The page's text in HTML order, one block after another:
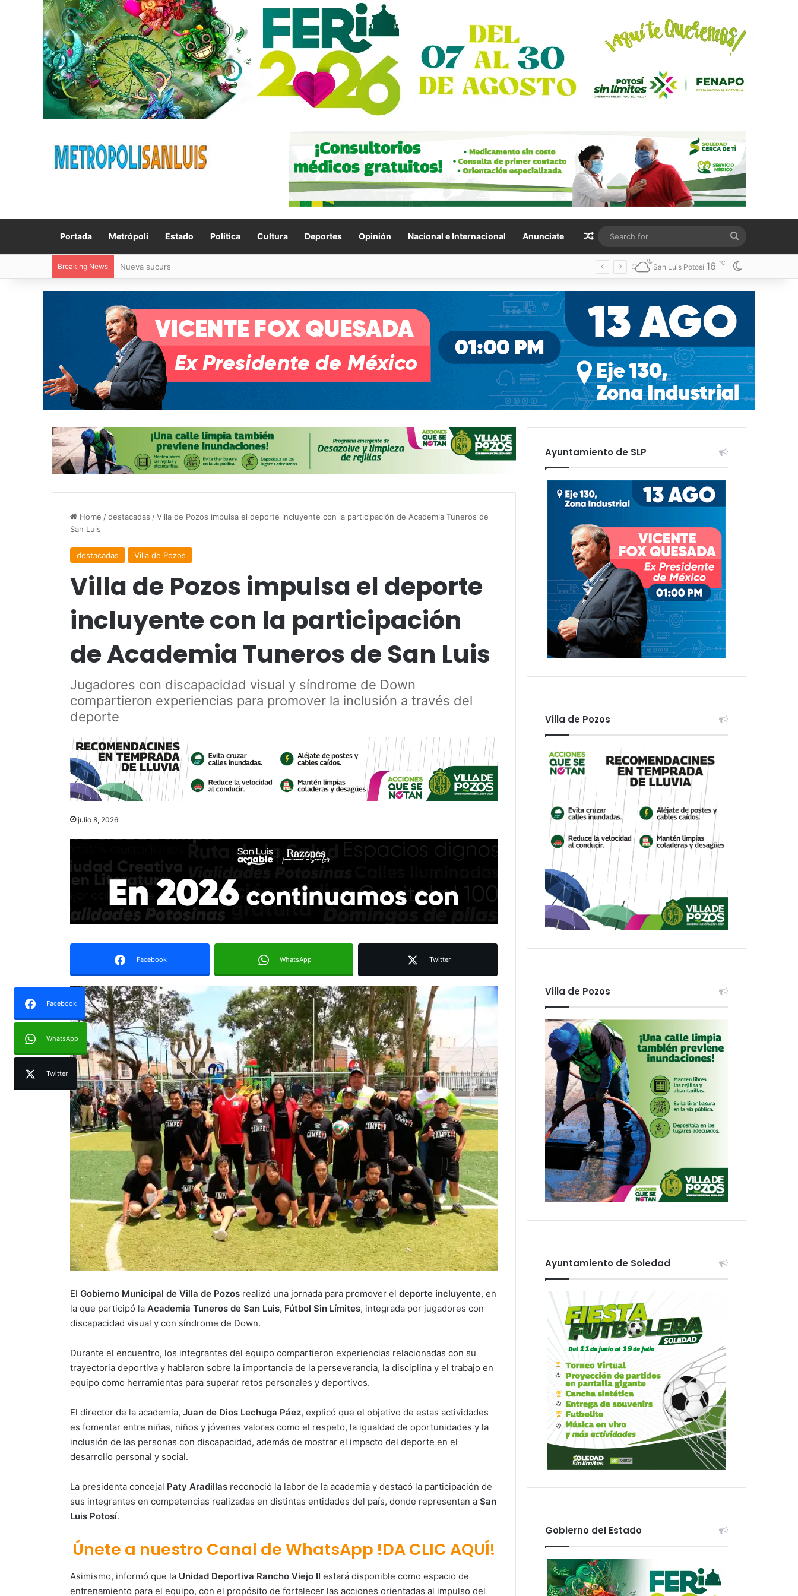
Portada Metrópoli Estado Política Cultura Deportes Opinión Nacional e Internacional Anunciate Random Article
for
Breaking News Nueva sucursal de CarneMart llega a Villa de Pozos con inversión y generación de empleos San Luis Potosí 16 ℃
Home /destacadas /Villa de Pozos impulsa el deporte incluyente con la participación de Academia Tuneros de
San Luis
destacadas Villa de Pozos
Villa de Pozos impulsa el deporte
incluyente con la participación
de Academia Tuneros de San Luis
Jugadores con discapacidad visual y síndrome de Down
compartieron experiencias para promover la inclusión a través del
deporte
julio 8, 2026
Facebook WhatsApp Twitter
Facebook
WhatsApp
Twitter
El Gobierno Municipal de Villa de Pozos realizó una jornada para promover el deporte incluyente, en
la que participó la Academia Tuneros de San Luis, Fútbol Sin Límites, integrada por jugadores con
discapacidad visual y con síndrome de Down.
Durante el encuentro, los integrantes del equipo compartieron experiencias relacionadas con su
trayectoria deportiva y hablaron sobre la importancia de la perseverancia, la disciplina y el trabajo en
equipo como herramientas para superar retos personales y deportivos.
El director de la academia, Juan de Dios Lechuga Páez, explicó que el objetivo de estas actividades
es fomentar entre niñas, niños y jóvenes valores como el respeto, la igualdad de oportunidades y la
inclusión de las personas con discapacidad, además de mostrar el impacto del deporte en el
desarrollo personal y social.
La presidenta concejal Paty Aradillas reconoció la labor de la academia y destacó la participación de
sus integrantes en competencias realizadas en distintas entidades del país, donde representan a San
Luis Potosí.
Únete a nuestro Canal de WhatsApp !DA CLIC AQUÍ!
Asimismo, informó que la Unidad Deportiva Rancho Viejo II estará disponible como espacio de
entrenamiento para el equipo, con el propósito de fortalecer las acciones orientadas al impulso del
Ayuntamiento de SLP
Villa de Pozos
Villa de Pozos
Ayuntamiento de Soledad
Gobierno del Estado